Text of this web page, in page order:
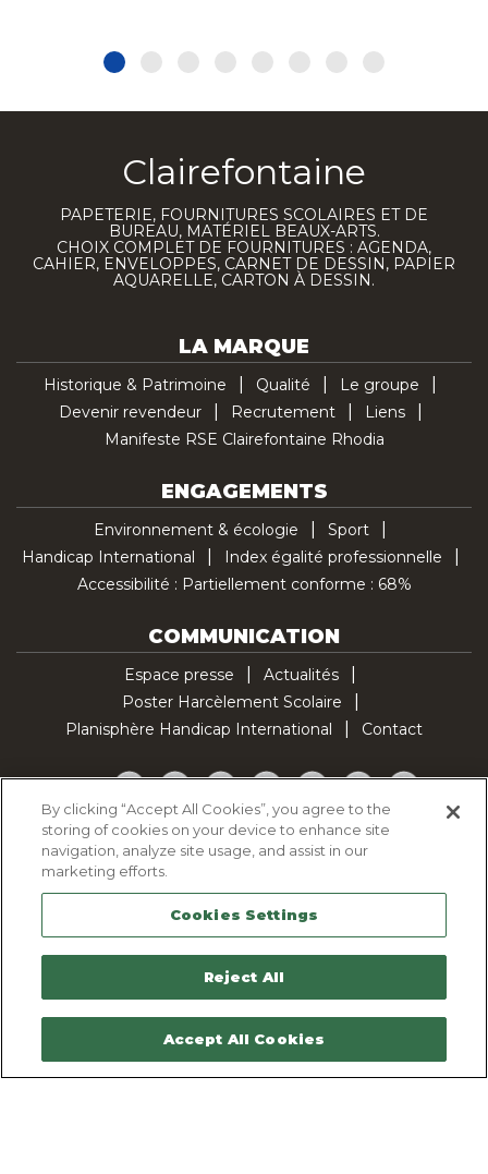
Clairefontaine
PAPETERIE, FOURNITURES SCOLAIRES ET DE
BUREAU, MATÉRIEL BEAUX-ARTS.
CHOIX COMPLET DE FOURNITURES : AGENDA,
CAHIER, ENVELOPPES, CARNET DE DESSIN, PAPIER
AQUARELLE, CARTON À DESSIN.
LA MARQUE
Historique & Patrimoine Qualité
Le groupe
Devenir revendeur
Recrutement
Liens
Manifeste RSE Clairefontaine Rhodia
ENGAGEMENTS
Environnement & écologie
Sport
Handicap International
Index égalité professionnelle
Accessibilité : Partiellement conforme : 68%
COMMUNICATION
Espace presse
Actualités
Poster Harcèlement Scolaire
Planisphère Handicap International
Contact
Facebook
TwitterYouTubePinterestInstagramLinkedInTikTok
Politique d'utilisation des cookies
Politique de confidentialité
Mentions légales
Plan du site
Contactez-nous
By clicking “Accept All Cookies”, you agree to the
storing of cookies on your device to enhance site
navigation, analyze site usage, and assist in our
marketing efforts.
Cookies Settings
Reject All
Accept All Cookies